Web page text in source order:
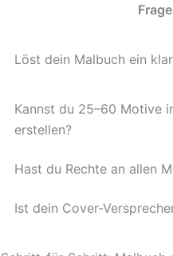
Frage
Löst dein Malbuch ein
Kannst du 25–60 Motive
erstellen?
Hast du Rechte an allen
Ist dein Cover-